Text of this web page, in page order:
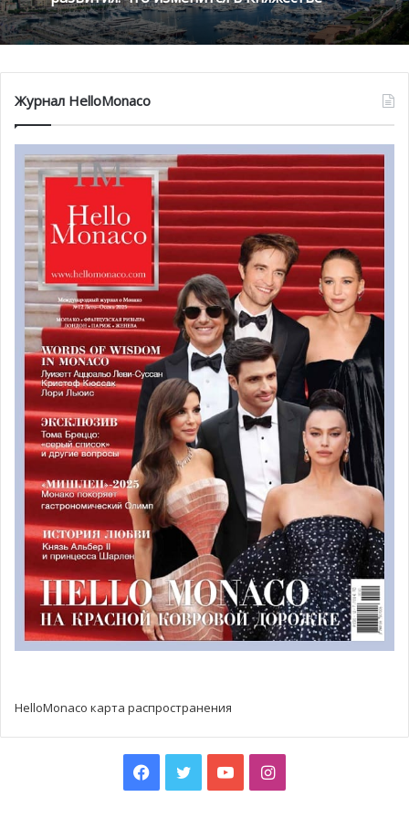
GEMLUC Monaco против раковых заболеваний
Объединение монегасских предприятий в борьбе
против рака или GEMLUC Monaco было первоначально
основано в 1973 году директором банка Société
Marseillaise de Crédit, Филиппом Лажуани (Philippe
Lajoinie), фотографом Рамоном Бадиа (Ramon Badia) и
бизнесменом Антуаном Баччалон (Antoine Baccialon).
Председателем данного образования на сегодняшний
день является Ее Высочество Принцесса Ганноверская.
Идея такого объединения состояла в том, чтобы
создать группу монегасских компаний, приверженных
борьбе с раком, путем сбора средств, проведения
медицинских исследований и ряда других действий в
поддержку больных раком и их семей. Прекрасная
инициатива, которая сохранилась до наших дней.
Журнал HelloMonaco
HelloMonaco карта распространения
Facebook
TwitterYouTubeInstagram